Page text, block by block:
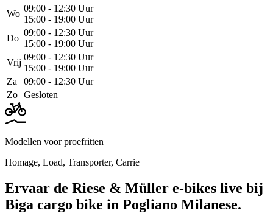
Wo
09:00 ‑ 12:30 Uur
15:00 ‑ 19:00 Uur
Do
09:00 ‑ 12:30 Uur
15:00 ‑ 19:00 Uur
Vrij
09:00 ‑ 12:30 Uur
15:00 ‑ 19:00 Uur
Za
09:00 ‑ 12:30 Uur
Zo Gesloten
Modellen voor proefritten
Homage, Load, Transporter, Carrie
Ervaar de Riese & Müller e-bikes live bij
Biga cargo bike in Pogliano Milanese.